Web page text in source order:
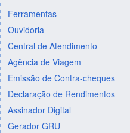
Ferramentas
Ouvidoria
Central de Atendimento
Agência de Viagem
Emissão de Contra-cheques
Declaração de Rendimentos
Assinador Digital
Gerador GRU